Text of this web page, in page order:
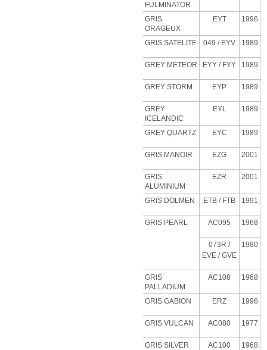
FULMINATOR
GRIS
ORAGEUX
EYT 1996
GRIS SATELITE 049 / EYV 1989
GREY METEOR EYY / FYY 1989
GREY STORM EYP 1989
GREY
ICELANDIC
EYL 1989
GREY QUARTZ EYC 1989
GRIS MANOIR EZG 2001
GRIS
ALUMINIUM
EZR 2001
GRIS DOLMEN ETB / FTB 1991
GRIS PEARL AC095 1968
073R /
EVE / GVE
1980
GRIS
PALLADIUM
AC108 1968
GRIS GABION ERZ 1996
GRIS VULCAN AC080 1977
GRIS SILVER AC100 1968